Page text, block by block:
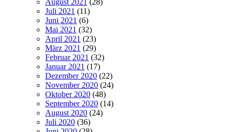
August 2021
(28)
Juli 2021 (11)
Juni 2021 (6)
Mai 2021 (32)
April 2021 (23)
März 2021 (29)
Februar 2021 (32)
Januar 2021 (17)
Dezember 2020 (22)
November 2020 (24)
Oktober 2020 (48)
September 2020 (14)
August 2020 (24)
Juli 2020 (36)